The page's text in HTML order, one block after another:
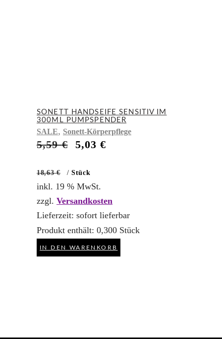
SONETT HANDSEIFE SENSITIV IM
300ML PUMPSPENDER
SALE, Sonett-Körperpflege
5,59€
Ursprünglicher
5,59 €
5,03€
18,63€ /Stück
inkl. 19 % MwSt.
zzgl. Versandkosten
Lieferzeit: sofort lieferbar
Produkt enthält: 0,300 Stück
IN DEN WARENKORB